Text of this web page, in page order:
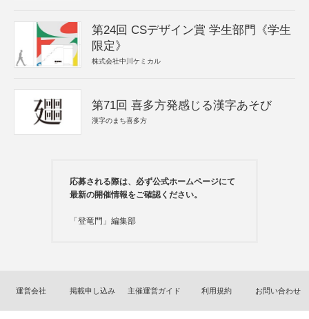
第24回 CSデザイン賞 学生部門《学生
限定》
株式会社中川ケミカル
第71回 喜多方発感じる漢字あそび
漢字のまち喜多方
応募される際は、必ず公式ホームページにて
最新の開催情報をご確認ください。
「登竜門」編集部
運営会社 掲載申し込み 主催運営ガイド 利用規約 お問い合わせ